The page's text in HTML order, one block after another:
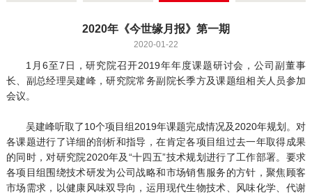
2020年《今世缘月报》第一期
2020-01-22
1月6至7日，研究院召开2019年年度课题研讨会，公司副董事
长、副总经理吴建峰，研究院常务副院长季方及课题组相关人员参加
会议。
吴建峰听取了10个项目组2019年课题完成情况及2020年规划。对
各课题进行了详细的剖析和指导，在肯定各项目组过去一年取得成果
的同时，对研究院2020年及“十四五”技术规划进行了工作部署。要求
各项目组围绕技术研发为公司战略和市场销售服务的方针，聚焦顾客
市场需求，以健康风味双导向，运用现代生物技术、风味化学、代谢